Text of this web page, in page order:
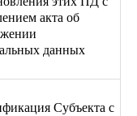
акта об
данных
Субъекта с